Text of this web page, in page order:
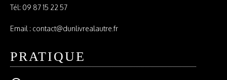
Tél: 09 87 15 22 57
Email : contact@dunlivrealautre.fr
PRATIQUE